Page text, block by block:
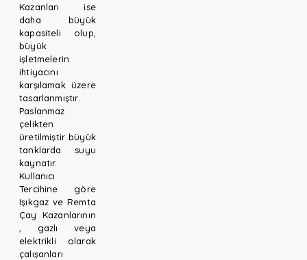
Kazanları ise
daha büyük
kapasiteli olup,
büyük
işletmelerin
ihtiyacını
karşılamak üzere
tasarlanmıştır.
Paslanmaz
çelikten
üretilmiştir büyük
tanklarda suyu
kaynatır.
Kullanıcı
Tercihine göre
Işıkgaz ve Remta
Çay Kazanlarının
, gazlı veya
elektrikli olarak
çalışanları